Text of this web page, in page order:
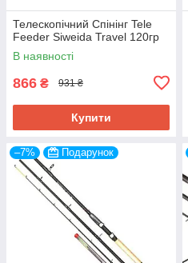
Телескопічний Спінінг Tele
Feeder Siweida Travel 120гр
В наявності
866 ₴ 931 ₴
Купити
–7% Подарунок